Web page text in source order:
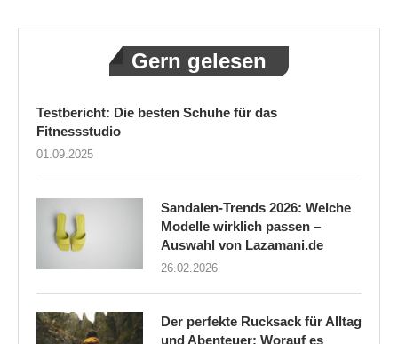
Gern gelesen
Testbericht: Die besten Schuhe für das
Fitnessstudio
01.09.2025
Sandalen-Trends 2026: Welche
Modelle wirklich passen –
Auswahl von Lazamani.de
26.02.2026
Der perfekte Rucksack für Alltag
und Abenteuer: Worauf es